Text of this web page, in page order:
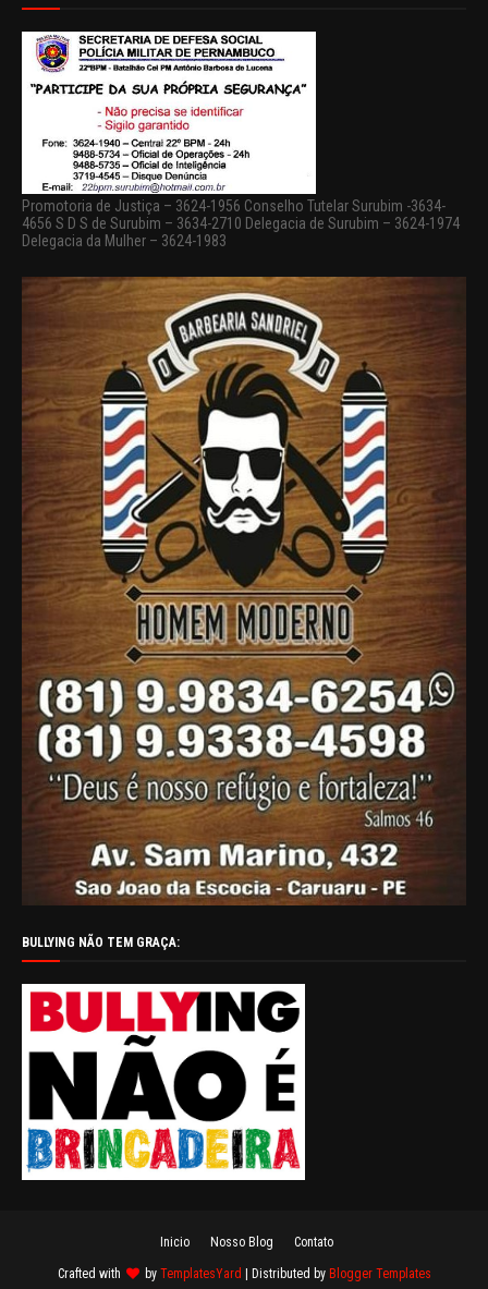
Promotoria de Justiça – 3624-1956 Conselho Tutelar Surubim -3634-
4656 S D S de Surubim – 3634-2710 Delegacia de Surubim – 3624-1974
Delegacia da Mulher – 3624-1983
BULLYING NÃO TEM GRAÇA:
Inicio Nosso Blog Contato
Crafted with by TemplatesYard | Distributed by Blogger Templates